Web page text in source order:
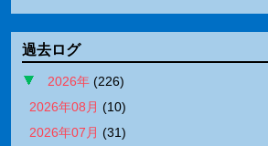
過去ログ
2026年 (226)
2026年08月 (10)
2026年07月 (31)